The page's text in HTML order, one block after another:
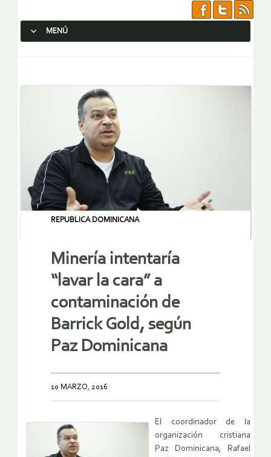
MENÚ
REPUBLICA DOMINICANA
Minería intentaría
“lavar la cara” a
contaminación de
Barrick Gold, según
Paz Dominicana
10 MARZO, 2016
El coordinador de la
organización cristiana
Paz Dominicana, Rafael